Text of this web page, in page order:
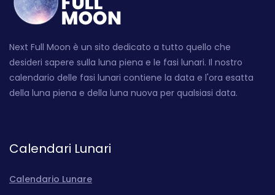
Next Full Moon è un sito dedicato a tutto quello che
desideri sapere sulla luna piena e le fasi lunari. Il nostro
calendario delle fasi lunari contiene la data e l'ora esatta
della luna piena e della luna nuova per qualsiasi data.
Calendari Lunari
Calendario Lunare